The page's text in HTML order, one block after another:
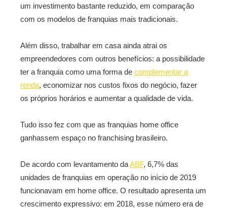
um investimento bastante reduzido, em comparação
com os modelos de franquias mais tradicionais.
Além disso, trabalhar em casa ainda atrai os
empreendedores com outros benefícios: a possibilidade
ter a franquia como uma forma de complementar a
renda, economizar nos custos fixos do negócio, fazer
os próprios horários e aumentar a qualidade de vida.
Tudo isso fez com que as franquias home office
ganhassem espaço no franchising brasileiro.
De acordo com levantamento daABF, 6,7% das
unidades de franquias em operação no início de 2019
funcionavam em home office. O resultado apresenta um
crescimento expressivo: em 2018, esse número era de